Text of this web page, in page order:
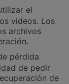
el
videos. Los
archivos
pérdida
de pedir
de